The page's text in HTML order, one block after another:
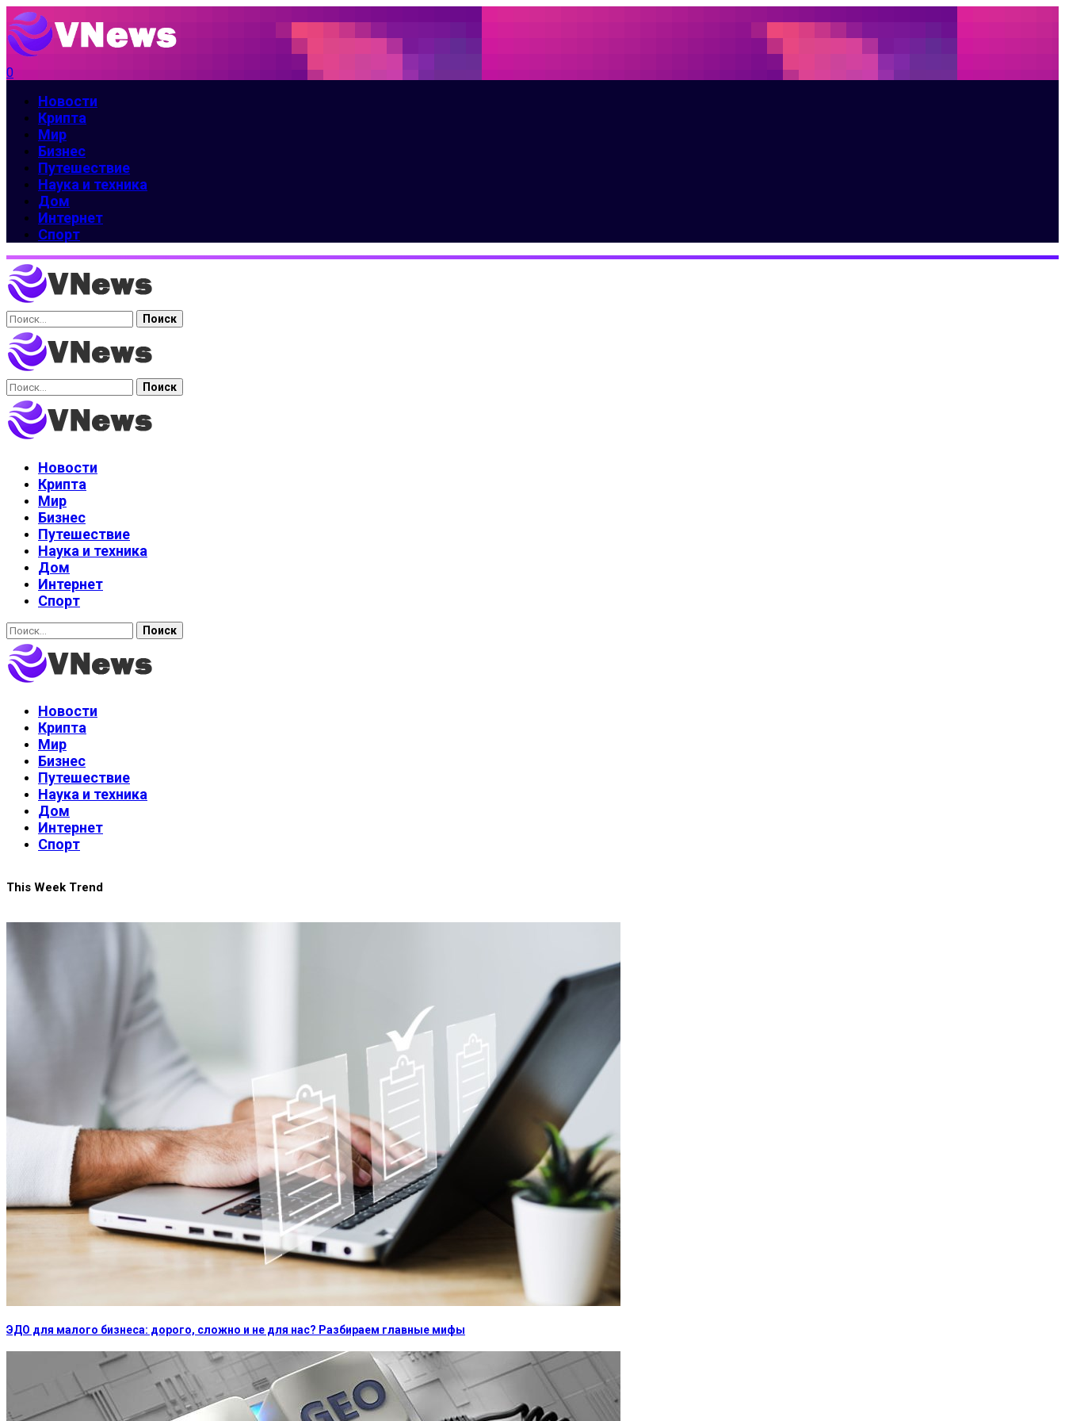
0
Новости
Крипта
Мир
Бизнес
Путешествие
Наука и техника
Дом
Интернет
Спорт
Найти:
Найти:
Новости
Крипта
Мир
Бизнес
Путешествие
Наука и техника
Дом
Интернет
Спорт
Найти:
Новости
Крипта
Мир
Бизнес
Путешествие
Наука и техника
Дом
Интернет
Спорт
This Week Trend
ЭДО для малого бизнеса: дорого, сложно и не для нас? Разбираем главные мифы